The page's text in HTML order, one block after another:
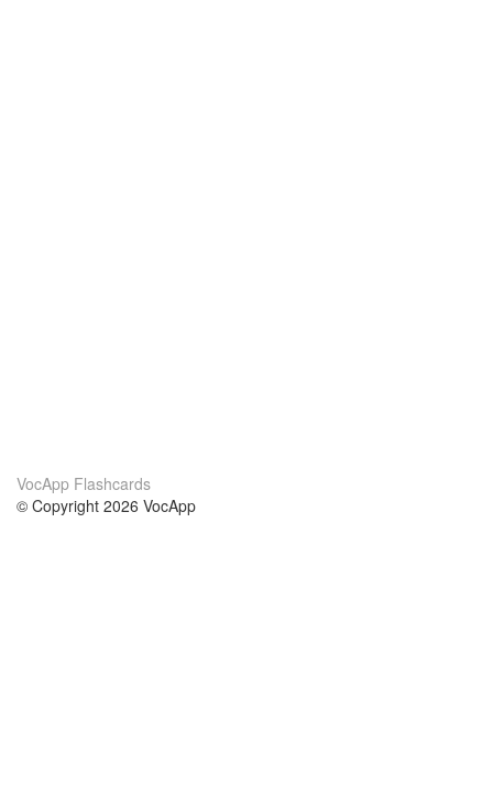
VocApp Flashcards
© Copyright 2026 VocApp